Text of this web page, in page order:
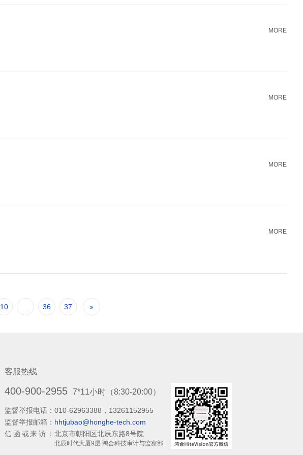
MORE
MORE
MORE
MORE
10 36 37 »
客服热线
400-900-2955 7*11小时（8:30-20:00）
监督举报电话： 010-62963388，13261152955
监督举报邮箱： hhtjubao@honghe-tech.com
信函或来访： 北京市朝阳区北辰东路8号院
北辰时代大厦9层 鸿合科技审计与监察部